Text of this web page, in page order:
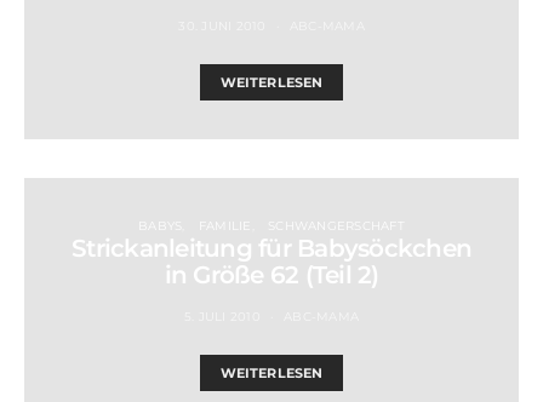
WEITERLESEN
BABYS FAMILIE SCHWANGERSCHAFT
Strickanleitung für Babysöckchen
in Größe 62 (Teil 2)
WEITERLESEN